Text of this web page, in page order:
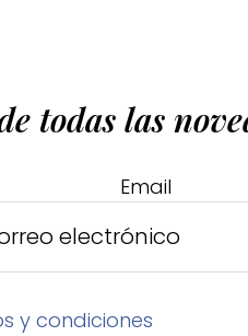
todas las
Email
y condiciones